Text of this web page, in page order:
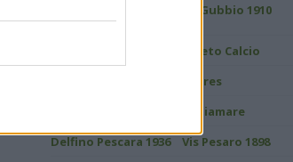
1937
AS Gubbio 1910
Pineto Calcio
Torres
Ostiamare
Delfino Pescara 1936 Vis Pesaro 1898